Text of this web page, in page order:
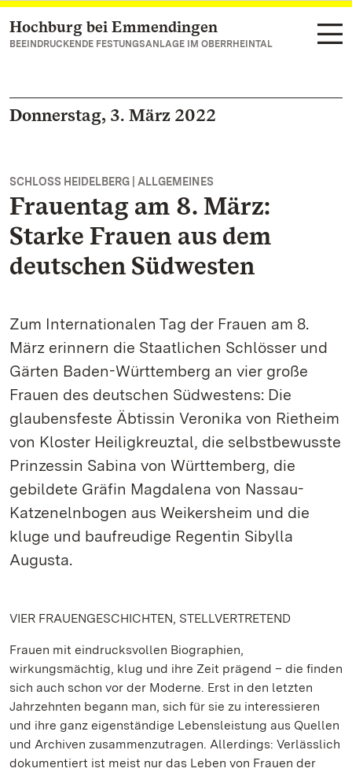
Zum Hauptinhalt springen
Hochburg bei Emmendingen
BEEINDRUCKENDE FESTUNGSANLAGE IM OBERRHEINTAL
Donnerstag, 3. März 2022
SCHLOSS HEIDELBERG | ALLGEMEINES
Frauentag am 8. März:
Starke Frauen aus dem
deutschen Südwesten
Zum Internationalen Tag der Frauen am 8.
März erinnern die Staatlichen Schlösser und
Gärten Baden-Württemberg an vier große
Frauen des deutschen Südwestens: Die
glaubensfeste Äbtissin Veronika von Rietheim
von Kloster Heiligkreuztal, die selbstbewusste
Prinzessin Sabina von Württemberg, die
gebildete Gräfin Magdalena von Nassau-
Katzenelnbogen aus Weikersheim und die
kluge und baufreudige Regentin Sibylla
Augusta.
VIER FRAUENGESCHICHTEN, STELLVERTRETEND
Frauen mit eindrucksvollen Biographien,
wirkungsmächtig, klug und ihre Zeit prägend – die finden
sich auch schon vor der Moderne. Erst in den letzten
Jahrzehnten begann man, sich für sie zu interessieren
und ihre ganz eigenständige Lebensleistung aus Quellen
und Archiven zusammenzutragen. Allerdings: Verlässlich
dokumentiert ist meist nur das Leben von Frauen der